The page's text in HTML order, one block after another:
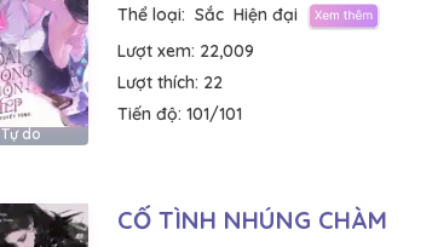
Tự do
Thể loại: Sắc Hiện đại
Lượt xem: 22,009
Lượt thích: 22
Tiến độ: 101/101
CỐ TÌNH NHÚNG CHÀM